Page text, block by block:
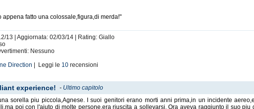
fatto una colossale,figura,di merda!"
13 | Aggiornata: 02/03/14 | Rating: Giallo
Nessuno
Direction | Leggi le 10 recensioni
experience! - Ultimo capitolo
sorella piu piccola,Agnese. I suoi genitori erano morti anni prima,in un incidente
poi con l'aiuto di molte persone,era riuscita a sollevarsi. Ora aveva raggiunto il suo